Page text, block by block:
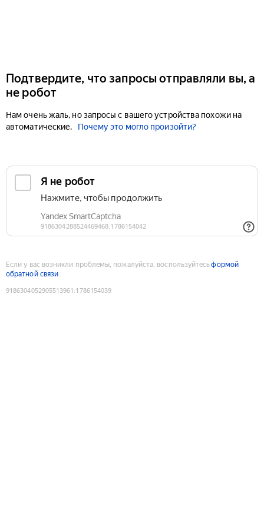
Подтвердите, что запросы отправляли вы, а
не робот
Нам очень жаль, но запросы с вашего устройства похожи на
автоматические.
Почему это могло произойти?
Если у вас возникли проблемы, пожалуйста, воспользуйтесьформой
обратной связи
9186304052905513961 :1786154039